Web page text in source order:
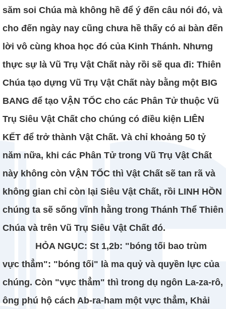
săm soi Chúa mà không hề để ý đến câu nói đó, và
cho đến ngày nay cũng chưa hề thấy có ai bàn đến
lời vô cùng khoa học đó của Kinh Thánh. Nhưng
thực sự là Vũ Trụ Vật Chất này rồi sẽ qua đi: Thiên
Chúa tạo dựng Vũ Trụ Vật Chất này bằng một BIG
BANG để tạo VẬN TỐC cho các Phân Tử thuộc Vũ
Trụ Siêu Vật Chất cho chúng có điều kiện LIÊN
KẾT để trở thành Vật Chất. Và chỉ khoảng 50 tỷ
năm nữa, khi các Phân Tử trong Vũ Trụ Vật Chất
này không còn VẬN TỐC thì Vật Chất sẽ tan rã và
không gian chỉ còn lại Siêu Vật Chất, rồi LINH HỒN
chúng ta sẽ sống vĩnh hằng trong Thánh Thể Thiên
Chúa và trên Vũ Trụ Siêu Vật Chất đó.
HỎA NGỤC: St 1,2b: "bóng tối bao trùm
vực thẳm": "bóng tối" là ma quỷ và quyền lực của
chúng. Còn "vực thẳm" thì trong dụ ngôn La-za-rô,
ông phú hộ cách Ab-ra-ham một vực thẳm, Khải